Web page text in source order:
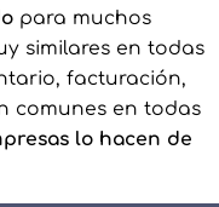
para muchos
similares en todas
facturación,
comunes en todas
lo hacen de